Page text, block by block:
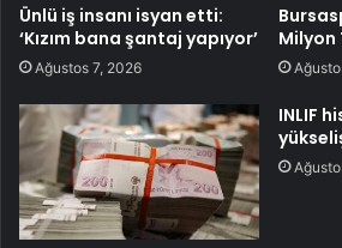
Ünlü iş insanı isyan etti:
‘Kızım bana şantaj yapıyor’
Ağustos 7, 2026
Milyon
INLIF